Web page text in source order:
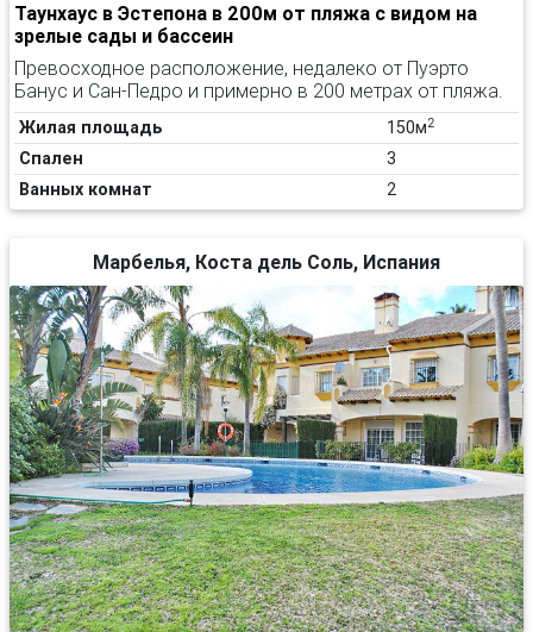
Таунхаус в Эстепона в 200м от пляжа с видом на
зрелые сады и бассеин
Превосходное расположение, недалеко от Пуэрто
Банус и Сан-Педро и примерно в 200 метрах от пляжа.
Жилая площадь 150м2
Спален
3
Ванных комнат
2
Марбелья, Коста дель Соль, Испания